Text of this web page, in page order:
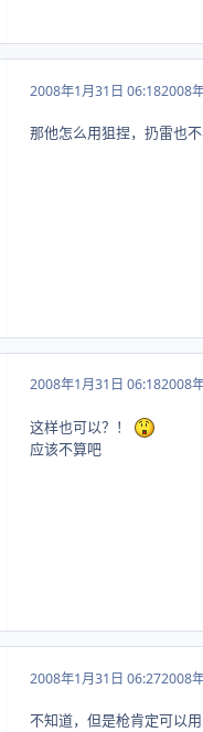
2008年1月31日 06:182008
那他怎么用狙捏，扔雷也
2008年1月31日 06:182008
这样也可以？！
应该不算吧
2008年1月31日 06:272008
不知道，但是枪肯定可以